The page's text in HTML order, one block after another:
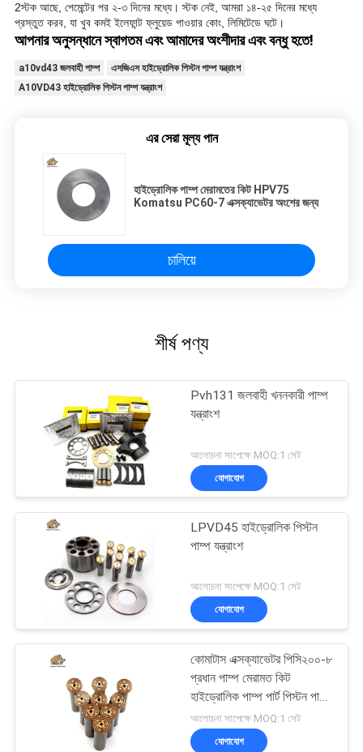
2স্টক আছে, পেমেন্টের পর ২-৩ দিনের মধ্যে। স্টক নেই, আমরা ১৪-২৫ দিনের মধ্যে
প্রস্তুত করব, যা খুব কমই ইলেফান্ট ফ্লুয়েড পাওয়ার কোং, লিমিটেডে ঘটে।
আপনার অনুসন্ধানে স্বাগতম এবং আমাদের অংশীদার এবং বন্ধু হতে!
a10vd43 জলবাহী পাম্প
এসজিএস হাইড্রোলিক পিস্টন পাম্প যন্ত্রাংশ
A10VD43 হাইড্রোলিক পিস্টন পাম্প যন্ত্রাংশ
এর সেরা মূল্য পান
হাইড্রোলিক পাম্প মেরামতের কিট HPV75
Komatsu PC60-7 এক্সক্যাভেটর অংশের জন্য
চালিয়ে
শীর্ষ পণ্য
Pvh131 জলবাহী খননকারী পাম্প
যন্ত্রাংশ
আলোচনা সাপেক্ষে MOQ:1 সেট
যোগাযোগ
LPVD45 হাইড্রোলিক পিস্টন
পাম্প যন্ত্রাংশ
আলোচনা সাপেক্ষে MOQ:1 সেট
যোগাযোগ
কোমাটাস এক্সক্যাভেটর পিসি২০০-৮
প্রধান পাম্প মেরামত কিট
হাইড্রোলিক পাম্প পার্ট পিস্টন পাম্প
রক্ষণাবেক্ষণ মেরামতের পরিষেবা
আলোচনা সাপেক্ষে MOQ:1 সেট
যোগাযোগ